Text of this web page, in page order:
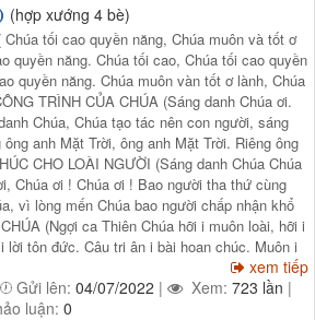
(hợp xướng 4 bè)
Chúa tối cao quyền năng, Chúa muôn và tốt ơ
quyền năng. Chúa tối cao, Chúa tối cao quyền
quyền năng. Chúa muôn vàn tốt ơ lành, Chúa
TRÌNH CỦA CHÚA (Sáng danh Chúa ơi.
Chúa, Chúa tạo tác nên con người, sáng
anh Mặt Trời, ông anh Mặt Trời. Riêng ông
CHO LOÀI NGƯỜI (Sáng danh Chúa Chúa
Chúa ơi ! Chúa ơi ! Bao người tha thứ cùng
vì lòng mến Chúa bao người chấp nhận khổ
(Ngợi ca Thiên Chúa hỡi i muôn loài, hỡi i
lời tôn đức. Câu tri ân i bài hoan chúc. Muôn i
xem tiếp
Gửi lên: 04/07/2022 | Xem: 723 lần |
luận: 0